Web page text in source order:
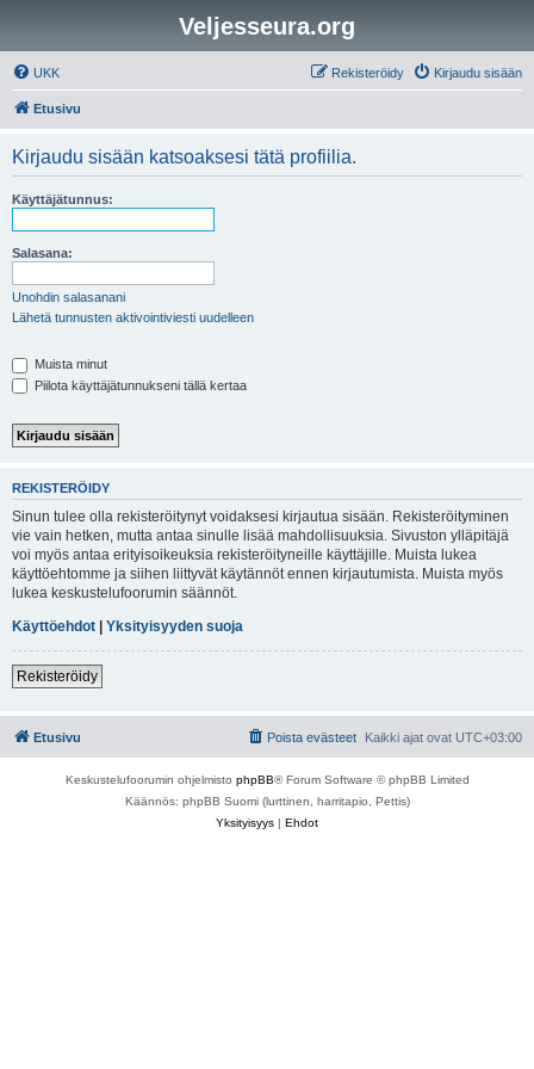
Veljesseura.org
UKK Kirjaudu sisään
Rekisteröidy
Etusivu
Kirjaudu sisään katsoaksesi tätä profiilia.
Käyttäjätunnus:
Salasana:
Unohdin salasanani
Lähetä tunnusten aktivointiviesti uudelleen
Muista minut
Piilota käyttäjätunnukseni tällä kertaa
REKISTERÖIDY
Sinun tulee olla rekisteröitynyt voidaksesi kirjautua sisään. Rekisteröityminen
vie vain hetken, mutta antaa sinulle lisää mahdollisuuksia. Sivuston ylläpitäjä
voi myös antaa erityisoikeuksia rekisteröityneille käyttäjille. Muista lukea
käyttöehtomme ja siihen liittyvät käytännöt ennen kirjautumista. Muista myös
lukea keskustelufoorumin säännöt.
Käyttöehdot | Yksityisyyden suoja
Rekisteröidy
Etusivu Kaikki ajat ovat UTC+03:00
Poista evästeet
Keskustelufoorumin ohjelmisto phpBB® Forum Software © phpBB Limited
Käännös: phpBB Suomi (lurttinen, harritapio, Pettis)
Yksityisyys | Ehdot